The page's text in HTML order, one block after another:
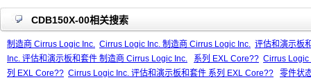
CDB150X-00相关搜索
制造商 Cirrus Logic Inc. Cirrus Logic Inc. 制造商 Cirrus Logic Inc. 评估和演示板
Inc. 评估和演示板和套件 制造商 Cirrus Logic Inc.
系列 EXL Core?? Cirrus Logic
列 EXL Core?? Cirrus Logic Inc. 评估和演示板和套件 系列 EXL Core??
零件状